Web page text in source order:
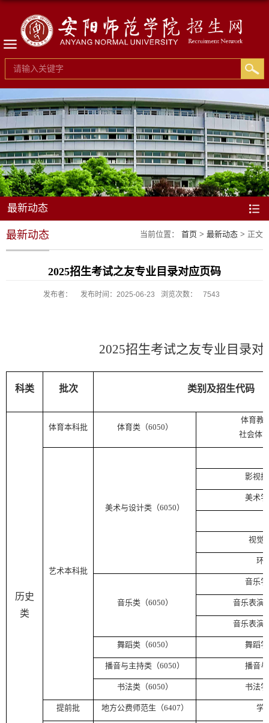
最新动态
当前位置： 首页 > 最新动态 > 正文
最新动态
2025招生考试之友专业目录对应页码
发布者： 发布时间：2025-06-23 浏览次数： 7543
2025招生考试之友专业目录对
科类 批次 类别及招生代码
历史
类
体育本科批 体育类（6050）
体育教
社会体
艺术本科批
美术与设计类（6050）
影视
美术
视觉
环
音乐类（6050）
音乐
音乐表演
音乐表演
舞蹈类（6050） 舞蹈
播音与主持类（6050） 播音
书法类（6050） 书法
提前批 地方公费师范生（6407） 学